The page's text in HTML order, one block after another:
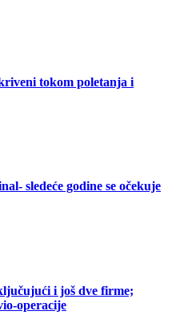
tokom poletanja i
sledeće godine se očekuje
i još dve firme;
operacije